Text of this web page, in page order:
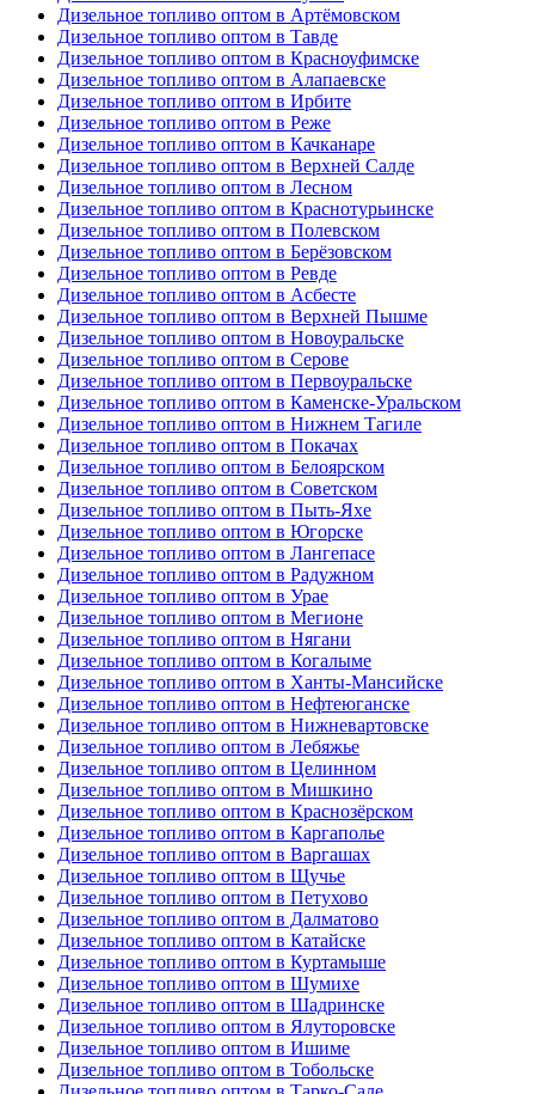
Дизельное топливо оптом в Артёмовском
Дизельное топливо оптом в Тавде
Дизельное топливо оптом в Красноуфимске
Дизельное топливо оптом в Алапаевске
Дизельное топливо оптом в Ирбите
Дизельное топливо оптом в Реже
Дизельное топливо оптом в Качканаре
Дизельное топливо оптом в Верхней Салде
Дизельное топливо оптом в Лесном
Дизельное топливо оптом в Краснотурьинске
Дизельное топливо оптом в Полевском
Дизельное топливо оптом в Берёзовском
Дизельное топливо оптом в Ревде
Дизельное топливо оптом в Асбесте
Дизельное топливо оптом в Верхней Пышме
Дизельное топливо оптом в Новоуральске
Дизельное топливо оптом в Серове
Дизельное топливо оптом в Первоуральске
Дизельное топливо оптом в Каменске-Уральском
Дизельное топливо оптом в Нижнем Тагиле
Дизельное топливо оптом в Покачах
Дизельное топливо оптом в Белоярском
Дизельное топливо оптом в Советском
Дизельное топливо оптом в Пыть-Яхе
Дизельное топливо оптом в Югорске
Дизельное топливо оптом в Лангепасе
Дизельное топливо оптом в Радужном
Дизельное топливо оптом в Урае
Дизельное топливо оптом в Мегионе
Дизельное топливо оптом в Нягани
Дизельное топливо оптом в Когалыме
Дизельное топливо оптом в Ханты-Мансийске
Дизельное топливо оптом в Нефтеюганске
Дизельное топливо оптом в Нижневартовске
Дизельное топливо оптом в Лебяжье
Дизельное топливо оптом в Целинном
Дизельное топливо оптом в Мишкино
Дизельное топливо оптом в Краснозёрском
Дизельное топливо оптом в Каргаполье
Дизельное топливо оптом в Варгашах
Дизельное топливо оптом в Щучье
Дизельное топливо оптом в Петухово
Дизельное топливо оптом в Далматово
Дизельное топливо оптом в Катайске
Дизельное топливо оптом в Куртамыше
Дизельное топливо оптом в Шумихе
Дизельное топливо оптом в Шадринске
Дизельное топливо оптом в Ялуторовске
Дизельное топливо оптом в Ишиме
Дизельное топливо оптом в Тобольске